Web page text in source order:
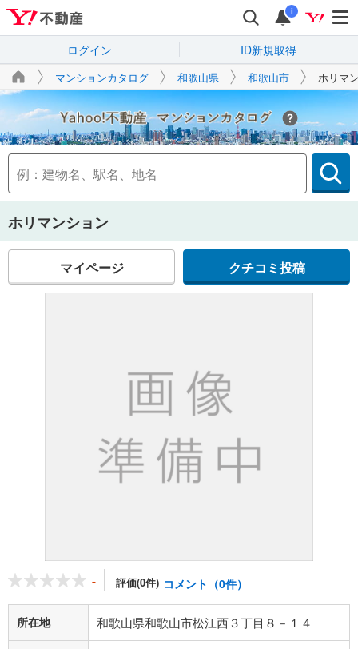
i
ログイン ID新規取得
マンションカタログ 和歌山県 和歌山市 ホリマ
Yahoo!不動産
ホリマンション
マイページ クチコミ投稿
- 評価(0件) コメント（0件）
所在地 和歌山県和歌山市松江西３丁目８－１４